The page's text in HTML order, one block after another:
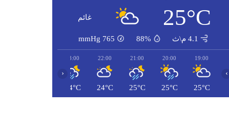
25°C غائم
4.1 م\ث 88%
765
mmHg
19:00
25°C
20:00
25°C
21:00
25°C
22:00
24°C
23:00
24°C
‹ ›